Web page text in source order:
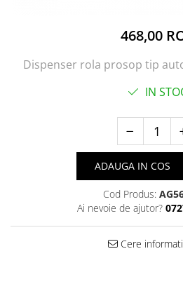
468,00
Dispenser rola prosop tip
IN
ADAUGA IN COS
Cod Produs:
Ai nevoie de ajutor?
Cere